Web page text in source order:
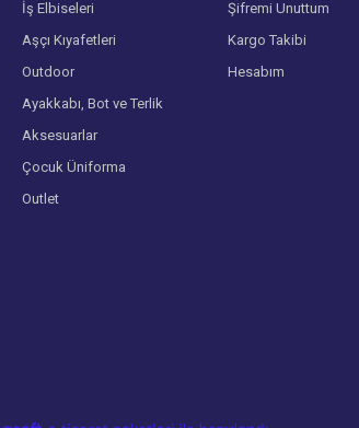
İş Elbiseleri
Aşçı Kıyafetleri
Outdoor
Ayakkabı, Bot ve Terlik
Aksesuarlar
Çocuk Üniforma
Outlet
Şifremi Unuttum
Kargo Takibi
Hesabım